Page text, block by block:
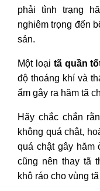
phải tình trạng
nghiêm trọng đến
sản.
Một loại tã quần
độ thoáng khí và
ẩm gây ra hăm tã
Hãy chắc chắn
không quá chật,
quá chật gây hăm
cũng nên thay tã
khô ráo cho vùng